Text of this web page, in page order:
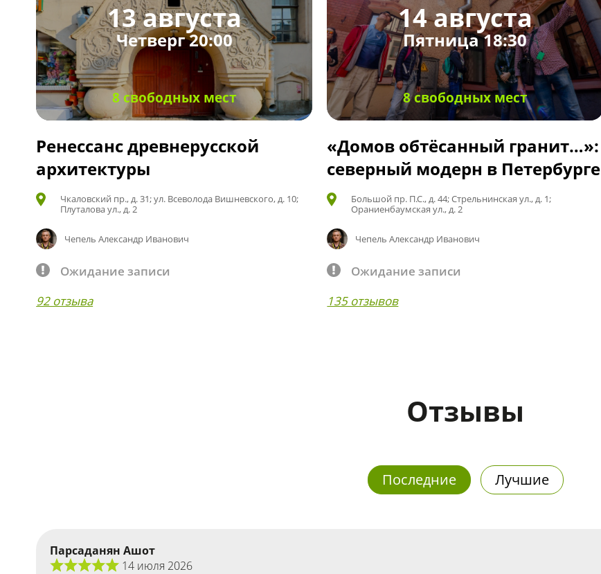
13 августа
Четверг 20:00
8 свободных мест
Ренессанс древнерусской
архитектуры
Чкаловский пр., д. 31; ул. Всеволода Вишневского, д. 10;
Плуталова ул., д. 2
Чепель Александр Иванович
Ожидание записи
92 отзыва
14 августа
Пятница 18:30
8 свободных мест
«Домов обтёсанный гранит…»:
северный модерн в Петербурге
Большой пр. П.С., д. 44; Стрельнинская ул., д. 1;
Ораниенбаумская ул., д. 2
Чепель Александр Иванович
Ожидание записи
135 отзывов
Отзывы
Последние Лучшие
Парсаданян Ашот
14 июля 2026